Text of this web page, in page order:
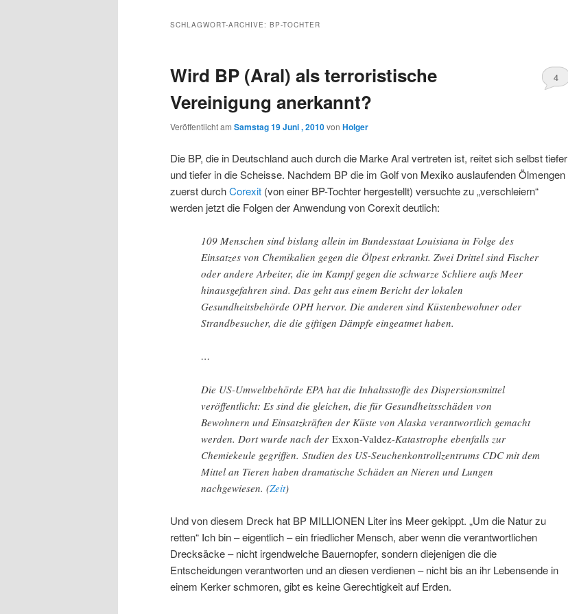
wechseln
SCHLAGWORT-ARCHIVE: BP-TOCHTER
Wird BP (Aral) als terroristische
Vereinigung anerkannt?
Veröffentlicht am Samstag 19 Juni , 2010von Holger
4
Die BP, die in Deutschland auch durch die Marke Aral vertreten ist, reitet sich selbst tiefer
und tiefer in die Scheisse. Nachdem BP die im Golf von Mexiko auslaufenden Ölmengen
zuerst durchCorexit (von einer BP-Tochter hergestellt) versuchte zu „verschleiern“
werden jetzt die Folgen der Anwendung von Corexit deutlich:
109 Menschen sind bislang allein im Bundesstaat Louisiana in Folge des
Einsatzes von Chemikalien gegen die Ölpest erkrankt. Zwei Drittel sind Fischer
oder andere Arbeiter, die im Kampf gegen die schwarze Schliere aufs Meer
hinausgefahren sind. Das geht aus einem Bericht der lokalen
Gesundheitsbehörde OPH hervor. Die anderen sind Küstenbewohner oder
Strandbesucher, die die giftigen Dämpfe eingeatmet haben.
…
Die US-Umweltbehörde EPA hat die Inhaltsstoffe des Dispersionsmittel
veröffentlicht: Es sind die gleichen, die für Gesundheitsschäden von
Bewohnern und Einsatzkräften der Küste von Alaska verantwortlich gemacht
werden. Dort wurde nach der Exxon-Valdez-Katastrophe ebenfalls zur
Chemiekeule gegriffen. Studien des US-Seuchenkontrollzentrums CDC mit dem
Mittel an Tieren haben dramatische Schäden an Nieren und Lungen
nachgewiesen. (Zeit)
Und von diesem Dreck hat BP MILLIONEN Liter ins Meer gekippt. „Um die Natur zu
retten“ Ich bin – eigentlich – ein friedlicher Mensch, aber wenn die verantwortlichen
Drecksäcke – nicht irgendwelche Bauernopfer, sondern diejenigen die die
Entscheidungen verantworten und an diesen verdienen – nicht bis an ihr Lebensende in
einem Kerker schmoren, gibt es keine Gerechtigkeit auf Erden.